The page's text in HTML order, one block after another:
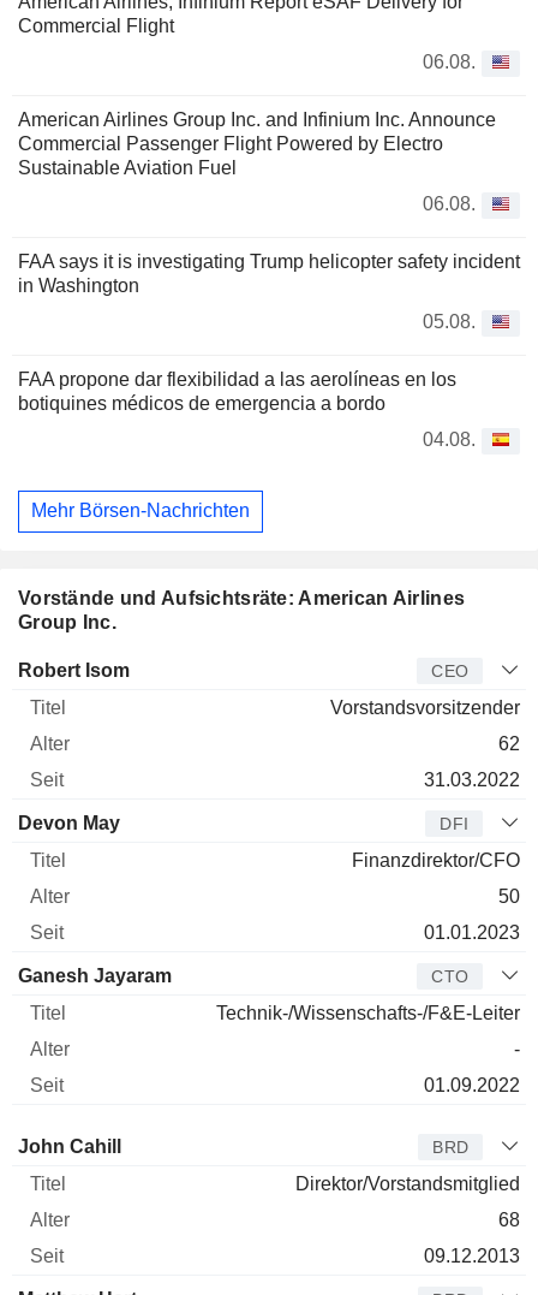
Commercial Flight
06.08.
American Airlines Group Inc. and Infinium Inc. Announce
Commercial Passenger Flight Powered by Electro
Sustainable Aviation Fuel
06.08.
FAA says it is investigating Trump helicopter safety incident
in Washington
05.08.
FAA propone dar flexibilidad a las aerolíneas en los
botiquines médicos de emergencia a bordo
04.08.
Mehr Börsen-Nachrichten
Vorstände und Aufsichtsräte: American Airlines
Group Inc.
Manager Titel
Robert Isom CEO
Vorstandsvorsitzender
62
31.03.2022
Devon May DFI
Finanzdirektor/CFO
50
01.01.2023
Ganesh Jayaram CTO
Technik-/Wissenschafts-/F&E-Leiter
-
01.09.2022
Verwaltungsratsmitglied
John Cahill BRD
Direktor/Vorstandsmitglied
68
09.12.2013